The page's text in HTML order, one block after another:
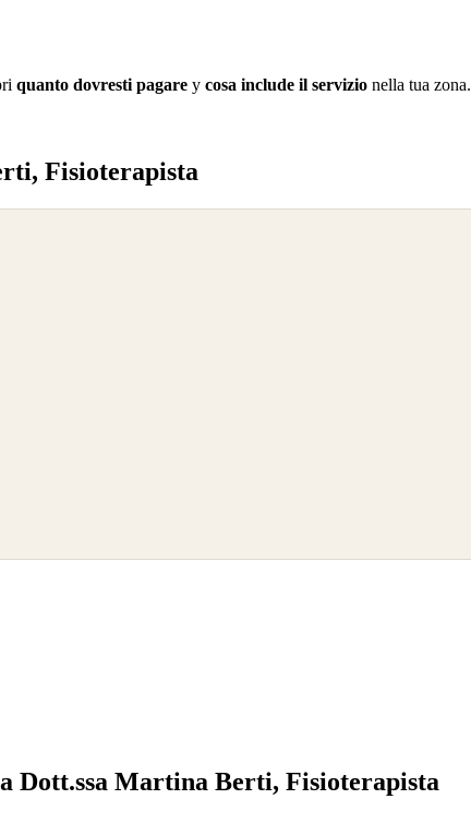
quanto dovresti pagare y cosa include il servizio nella tua zona.
Fisioterapista
Dott.ssa Martina Berti, Fisioterapista